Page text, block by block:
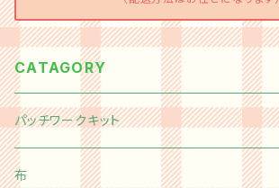
CATAGORY
パッチワークキット
布